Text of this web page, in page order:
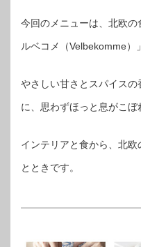
今回のメニューは、北欧
ルベコメ（Velbekomme）
やさしい甘さとスパイス
に、思わずほっと息がこぼ
インテリアと食から、北
とときです。